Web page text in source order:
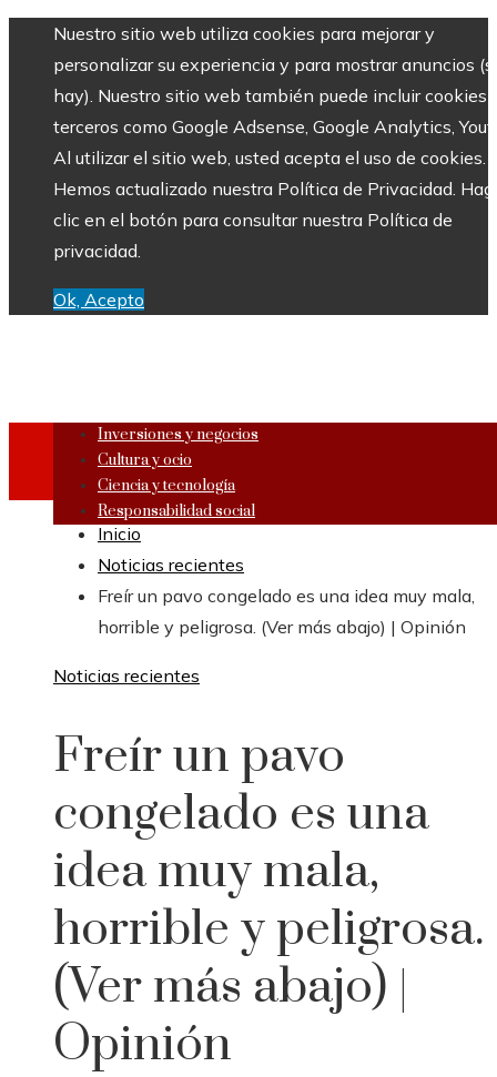
Nuestro sitio web utiliza cookies para mejorar y
personalizar su experiencia y para mostrar anuncios
hay). Nuestro sitio web también puede incluir cookies
terceros como Google Adsense, Google Analytics,
Al utilizar el sitio web, usted acepta el uso de cookies.
Hemos actualizado nuestra Política de Privacidad.
clic en el botón para consultar nuestra Política de
privacidad.
Ok, Acepto
Inversiones y negocios
Cultura y ocio
Ciencia y tecnología
Responsabilidad social
Inicio
Noticias recientes
Freír un pavo congelado es una idea muy mala,
horrible y peligrosa. (Ver más abajo) | Opinión
Noticias recientes
Freír un pavo
congelado es una
idea muy mala,
horrible y peligrosa.
(Ver más abajo) |
Opinión